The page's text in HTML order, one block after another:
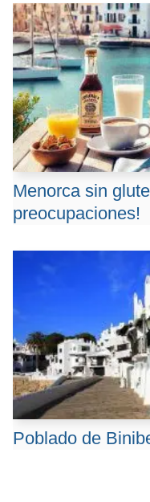
Menorca sin
preocupaciones!
Poblado de